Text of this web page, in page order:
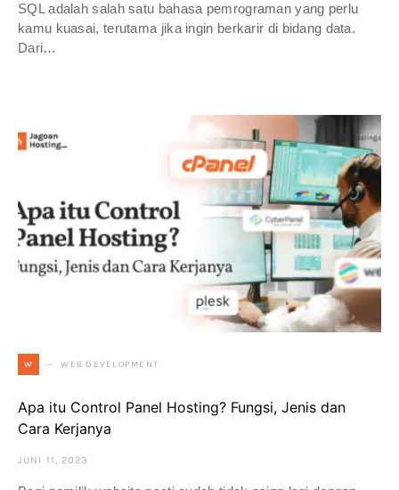
SQL adalah salah satu bahasa pemrograman yang perlu
kamu kuasai, terutama jika ingin berkarir di bidang data.
Dari…
W WEB DEVELOPMENT
Apa itu Control Panel Hosting? Fungsi, Jenis dan
Cara Kerjanya
JUNI 11, 2023